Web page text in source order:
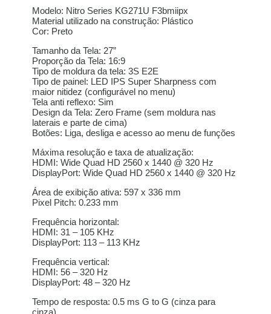
2x deR$ 1.700,00
sem juros
R$3.400,00
3x de R$1.133,33
sem juros
4x deR$ 854,25
com juros
R$3.417,00
5x deR$685,44
com juros
6x deR$574,60
com juros
R$3.447,60
7x deR$497,37
com juros
R$3.481,59
8x deR$437,67
com juros
9x de R$392,96
com juros
10x deR$355,30
R$ 3.553,00
Modelo: Nitro Series KG271U F3bmiipx
Material utilizado na construção: Plástico
Cor: Preto
Tamanho da Tela: 27”
Proporção da Tela: 16:9
Tipo de moldura da tela: 3S E2E
Tipo de painel: LED IPS Super Sharpness com
maior nitidez (configurável no menu)
Tela anti reflexo: Sim
Design da Tela: Zero Frame (sem moldura nas
laterais e parte de cima)
Botões: Liga, desliga e acesso ao menu de funções
Máxima resolução e taxa de atualização:
HDMI: Wide Quad HD 2560 x 1440 @ 320 Hz
DisplayPort: Wide Quad HD 2560 x 1440 @ 320 Hz
Área de exibição ativa: 597 x 336 mm
Pixel Pitch: 0.233 mm
Frequência horizontal:
HDMI: 31 – 105 KHz
DisplayPort: 113 – 113 KHz
Frequência vertical:
HDMI: 56 – 320 Hz
DisplayPort: 48 – 320 Hz
Tempo de resposta: 0.5 ms G to G (cinza para
cinza)